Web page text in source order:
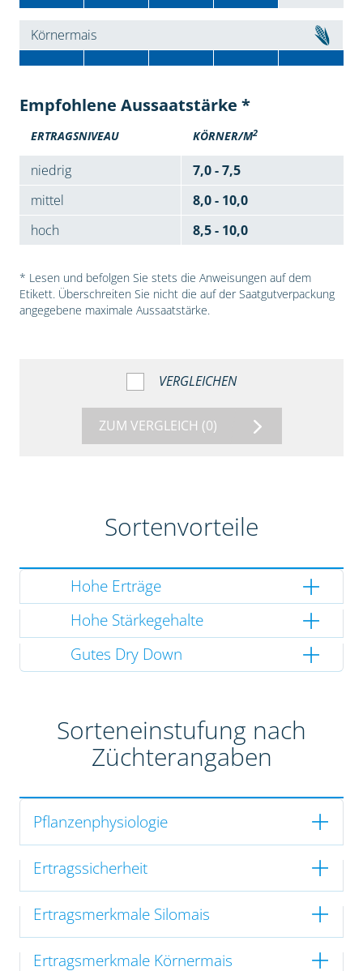
Körnermais
Empfohlene Aussaatstärke *
ERTRAGSNIVEAU KÖRNER/M2
niedrig
7,0 - 7,5
mittel
8,0 - 10,0
hoch
8,5 - 10,0
* Lesen und befolgen Sie stets die Anweisungen auf dem
Etikett. Überschreiten Sie nicht die auf der Saatgutverpackung
angegebene maximale Aussaatstärke.
VERGLEICHEN
ZUM VERGLEICH (0)
Sortenvorteile
Hohe Erträge
Hohe Stärkegehalte
Gutes Dry Down
Sorteneinstufung nach
Züchterangaben
Pflanzenphysiologie
Ertragssicherheit
Ertragsmerkmale Silomais
Ertragsmerkmale Körnermais